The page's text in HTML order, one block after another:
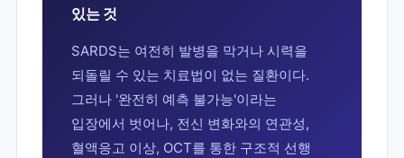
있는 것
SARDS는 여전히 발병을 막거나 시력을
되돌릴 수 있는 치료법이 없는 질환이다.
그러나 '완전히 예측 불가능'이라는
입장에서 벗어나, 전신 변화와의 연관성,
혈액응고 이상, OCT를 통한 구조적 선행